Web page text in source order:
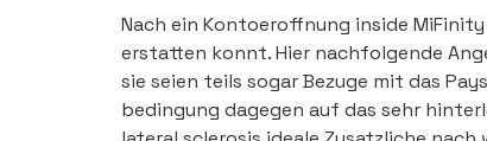
Nach ein Kontoeroffnung inside
erstatten konnt. Hier nachfolgende
sie seien teils sogar Bezuge mit das
bedingung dagegen auf das sehr